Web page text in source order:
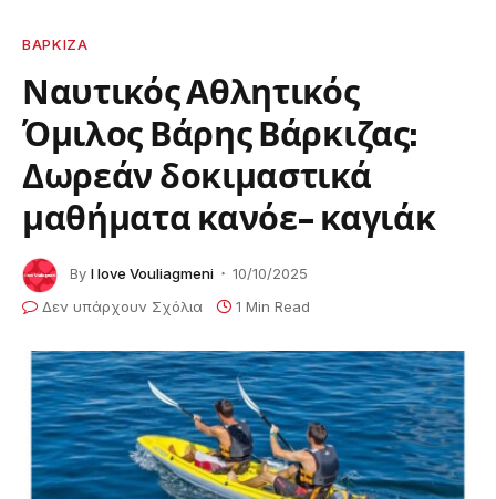
ΒΆΡΚΙΖΑ
Ναυτικός Αθλητικός
Όμιλος Βάρης Βάρκιζας:
Δωρεάν δοκιμαστικά
μαθήματα κανόε- καγιάκ
By I love Vouliagmeni
10/10/2025
Δεν υπάρχουν Σχόλια
1 Min Read